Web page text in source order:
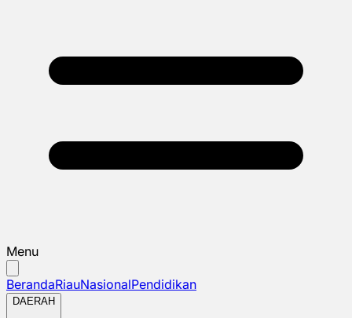
Menu
BerandaRiauNasionalPendidikan
DAERAH